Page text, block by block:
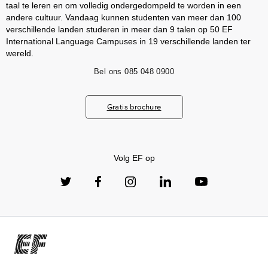
taal te leren en om volledig ondergedompeld te worden in een
andere cultuur. Vandaag kunnen studenten van meer dan 100
verschillende landen studeren in meer dan 9 talen op 50 EF
International Language Campuses in 19 verschillende landen ter
wereld.
Bel ons 085 048 0900
Gratis brochure
Volg EF op